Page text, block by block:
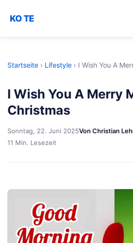
KO TE
Startseite › Lifestyle › I Wish You A
I Wish You A Merry
Christmas
Sonntag, 22. Juni 2025Von Christian
11 Min. Lesezeit